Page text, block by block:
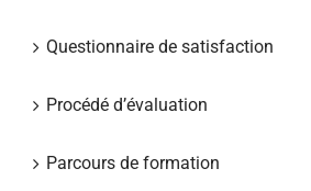
Questionnaire de satisfaction
Procédé d’évaluation
Parcours de formation